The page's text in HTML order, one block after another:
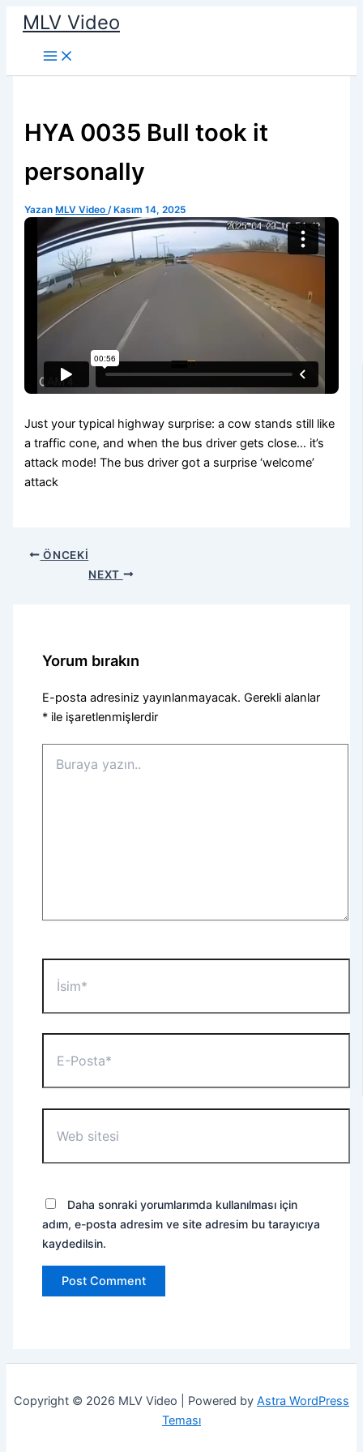
İçeriğe
atla
MLV Video
HYA 0035 Bull took it
personally
Yazan MLV Video/ Kasım 14, 2025
Just your typical highway surprise: a cow stands still like
a traffic cone, and when the bus driver gets close… it’s
attack mode! The bus driver got a surprise ‘welcome’
attack
ÖNCEKI
NEXT
Yorum bırakın
E-posta adresiniz yayınlanmayacak. Gerekli alanlar
* ile işaretlenmişlerdir
yazın..
Posta*
sitesi
Daha sonraki yorumlarımda kullanılması için
adım, e-posta adresim ve site adresim bu tarayıcıya
kaydedilsin.
Copyright © 2026 MLV Video | Powered by Astra WordPress
Teması